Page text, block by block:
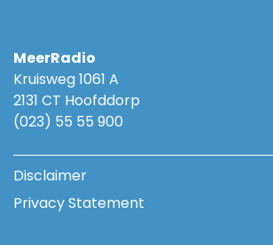
MeerRadio
Kruisweg 1061 A
2131 CT Hoofddorp
(023) 55 55 900
Disclaimer
Privacy Statement